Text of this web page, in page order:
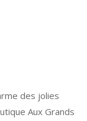
des jolies
Aux Grands